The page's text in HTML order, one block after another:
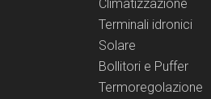
Climatizzazione
Terminali idronici
Solare
Bollitori e Puffer
Termoregolazione